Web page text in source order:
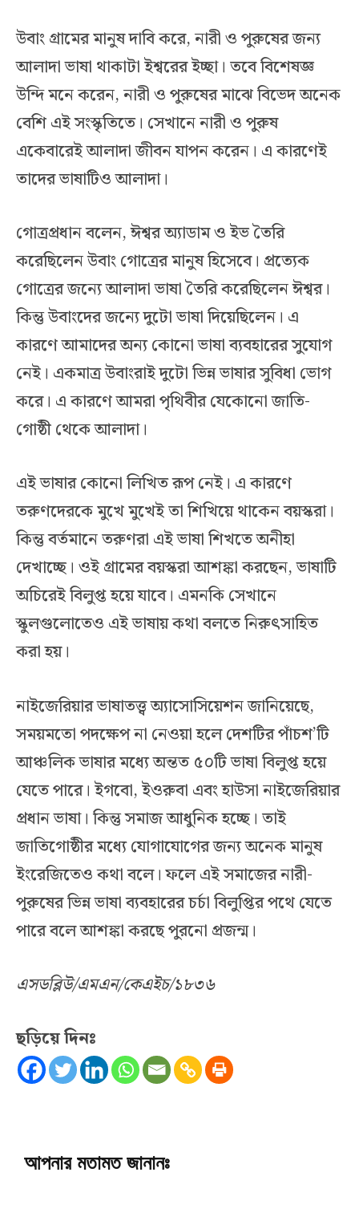
উবাং গ্রামের মানুষ দাবি করে, নারী ও পুরুষের জন্য
আলাদা ভাষা থাকাটা ইশ্বরের ইচ্ছা। তবে বিশেষজ্ঞ
উন্দি মনে করেন, নারী ও পুরুষের মাঝে বিভেদ অনেক
বেশি এই সংস্কৃতিতে। সেখানে নারী ও পুরুষ
একেবারেই আলাদা জীবন যাপন করেন। এ কারণেই
তাদের ভাষাটিও আলাদা।
গোত্রপ্রধান বলেন, ঈশ্বর অ্যাডাম ও ইভ তৈরি
করেছিলেন উবাং গোত্রের মানুষ হিসেবে। প্রত্যেক
গোত্রের জন্যে আলাদা ভাষা তৈরি করেছিলেন ঈশ্বর।
কিন্তু উবাংদের জন্যে দুটো ভাষা দিয়েছিলেন। এ
কারণে আমাদের অন্য কোনো ভাষা ব্যবহারের সুযোগ
নেই। একমাত্র উবাংরাই দুটো ভিন্ন ভাষার সুবিধা ভোগ
করে। এ কারণে আমরা পৃথিবীর যেকোনো জাতি-
গোষ্ঠী থেকে আলাদা।
এই ভাষার কোনো লিখিত রূপ নেই। এ কারণে
তরুণদেরকে মুখে মুখেই তা শিখিয়ে থাকেন বয়স্করা।
কিন্তু বর্তমানে তরুণরা এই ভাষা শিখতে অনীহা
দেখাচ্ছে। ওই গ্রামের বয়স্করা আশঙ্কা করছেন, ভাষাটি
অচিরেই বিলুপ্ত হয়ে যাবে। এমনকি সেখানে
স্কুলগুলোতেও এই ভাষায় কথা বলতে নিরুৎসাহিত
করা হয়।
নাইজেরিয়ার ভাষাতত্ত্ব অ্যাসোসিয়েশন জানিয়েছে,
সময়মতো পদক্ষেপ না নেওয়া হলে দেশটির পাঁচশ’টি
আঞ্চলিক ভাষার মধ্যে অন্তত ৫০টি ভাষা বিলুপ্ত হয়ে
যেতে পারে। ইগবো, ইওরুবা এবং হাউসা নাইজেরিয়ার
প্রধান ভাষা। কিন্তু সমাজ আধুনিক হচ্ছে। তাই
জাতিগোষ্ঠীর মধ্যে যোগাযোগের জন্য অনেক মানুষ
ইংরেজিতেও কথা বলে। ফলে এই সমাজের নারী-
পুরুষের ভিন্ন ভাষা ব্যবহারের চর্চা বিলুপ্তির পথে যেতে
পারে বলে আশঙ্কা করছে পুরনো প্রজন্ম।
এসডব্লিউ/এমএন/কেএইচ/১৮৩৬
ছড়িয়ে দিনঃ
আপনার মতামত জানানঃ